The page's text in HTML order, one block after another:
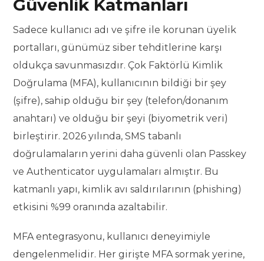
Güvenlik Katmanları
Sadece kullanıcı adı ve şifre ile korunan üyelik
portalları, günümüz siber tehditlerine karşı
oldukça savunmasızdır. Çok Faktörlü Kimlik
Doğrulama (MFA), kullanıcının bildiği bir şey
(şifre), sahip olduğu bir şey (telefon/donanım
anahtarı) ve olduğu bir şeyi (biyometrik veri)
birleştirir. 2026 yılında, SMS tabanlı
doğrulamaların yerini daha güvenli olan Passkey
ve Authenticator uygulamaları almıştır. Bu
katmanlı yapı, kimlik avı saldırılarının (phishing)
etkisini %99 oranında azaltabilir.
MFA entegrasyonu, kullanıcı deneyimiyle
dengelenmelidir. Her girişte MFA sormak yerine,